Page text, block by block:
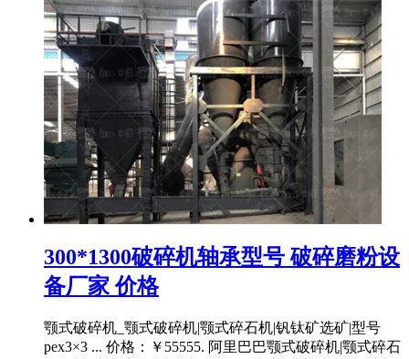
300*1300破碎机轴承型号 破碎磨粉设
备厂家 价格
颚式破碎机_颚式破碎机|颚式碎石机|钒钛矿选矿|型号
pex3×3 ... 价格：￥55555. 阿里巴巴颚式破碎机|颚式碎石